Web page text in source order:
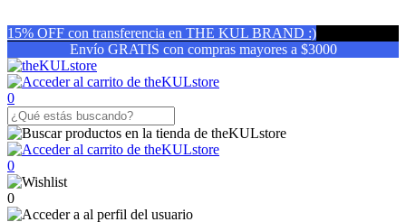
15% OFF con transferencia en THE KUL BRAND :)
Envío GRATIS con compras mayores a $3000
0
0
0